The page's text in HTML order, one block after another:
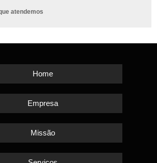
atendemos
Home
Empresa
Missão